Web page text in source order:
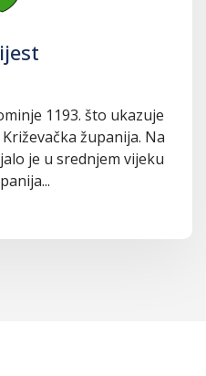
1193. što ukazuje
županija. Na
je u srednjem vijeku